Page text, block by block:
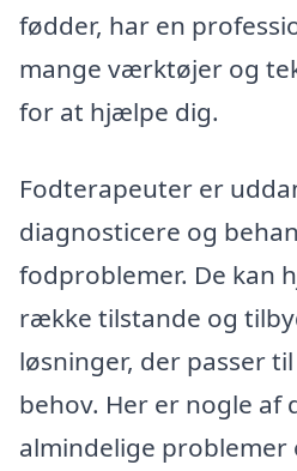
fødder, har en
mange værktøjer og
for at hjælpe dig.
Fodterapeuter er
diagnosticere og
fodproblemer. De kan
række tilstande og
løsninger, der passer
behov. Her er nogle af
almindelige problemer